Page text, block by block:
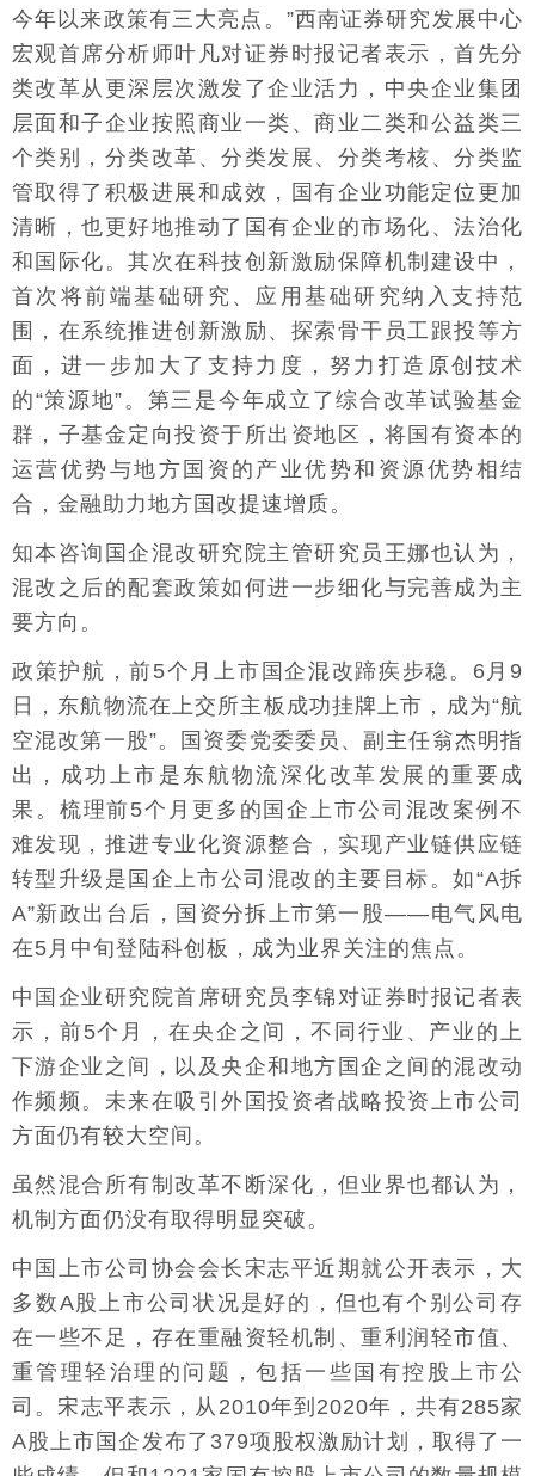
今年以来政策有三大亮点。”西南证券研究发展中心
宏观首席分析师叶凡对证券时报记者表示，首先分
类改革从更深层次激发了企业活力，中央企业集团
层面和子企业按照商业一类、商业二类和公益类三
个类别，分类改革、分类发展、分类考核、分类监
管取得了积极进展和成效，国有企业功能定位更加
清晰，也更好地推动了国有企业的市场化、法治化
和国际化。其次在科技创新激励保障机制建设中，
首次将前端基础研究、应用基础研究纳入支持范
围，在系统推进创新激励、探索骨干员工跟投等方
面，进一步加大了支持力度，努力打造原创技术
的“策源地”。第三是今年成立了综合改革试验基金
群，子基金定向投资于所出资地区，将国有资本的
运营优势与地方国资的产业优势和资源优势相结
合，金融助力地方国改提速增质。
知本咨询国企混改研究院主管研究员王娜也认为，
混改之后的配套政策如何进一步细化与完善成为主
要方向。
政策护航，前5个月上市国企混改蹄疾步稳。6月9
日，东航物流在上交所主板成功挂牌上市，成为“航
空混改第一股”。国资委党委委员、副主任翁杰明指
出，成功上市是东航物流深化改革发展的重要成
果。梳理前5个月更多的国企上市公司混改案例不
难发现，推进专业化资源整合，实现产业链供应链
转型升级是国企上市公司混改的主要目标。如“A拆
A”新政出台后，国资分拆上市第一股——电气风电
在5月中旬登陆科创板，成为业界关注的焦点。
中国企业研究院首席研究员李锦对证券时报记者表
示，前5个月，在央企之间，不同行业、产业的上
下游企业之间，以及央企和地方国企之间的混改动
作频频。未来在吸引外国投资者战略投资上市公司
方面仍有较大空间。
虽然混合所有制改革不断深化，但业界也都认为，
机制方面仍没有取得明显突破。
中国上市公司协会会长宋志平近期就公开表示，大
多数A股上市公司状况是好的，但也有个别公司存
在一些不足，存在重融资轻机制、重利润轻市值、
重管理轻治理的问题，包括一些国有控股上市公
司。宋志平表示，从2010年到2020年，共有285家
A股上市国企发布了379项股权激励计划，取得了一